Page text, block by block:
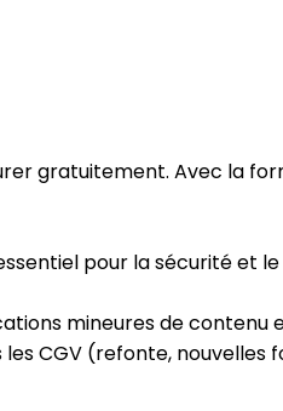
gratuitement. Avec la
pour la sécurité et
mineures de contenu
CGV (refonte, nouvelles